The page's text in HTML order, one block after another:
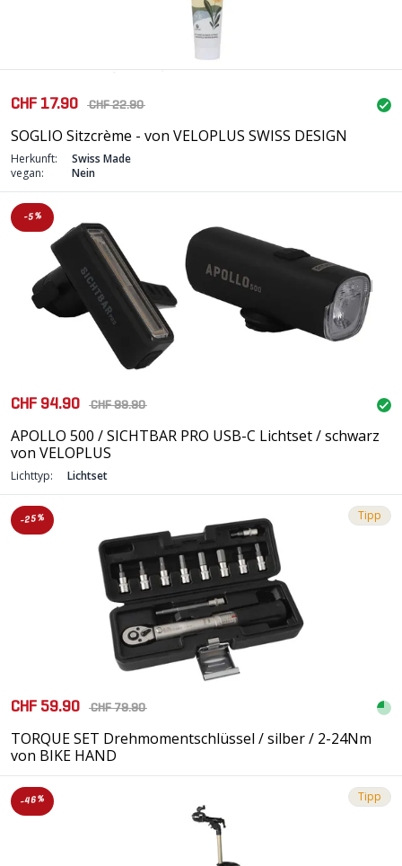
CHF 17.90 CHF 22.90
SOGLIO Sitzcrème - von VELOPLUS SWISS DESIGN
Herkunft:
Swiss Made
vegan:
Nein
-5%
CHF 94.90 CHF 99.90
APOLLO 500 / SICHTBAR PRO USB-C Lichtset / schwarz
von VELOPLUS
Lichttyp: Lichtset
-25% Tipp
CHF 59.90 CHF 79.90
TORQUE SET Drehmomentschlüssel / silber / 2-24Nm
von BIKE HAND
-46% Tipp